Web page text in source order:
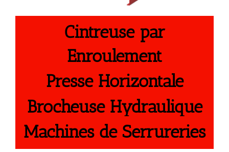
Cintreuse par
Enroulement
Presse Horizontale
Brocheuse Hydraulique
Machines de Serrureries